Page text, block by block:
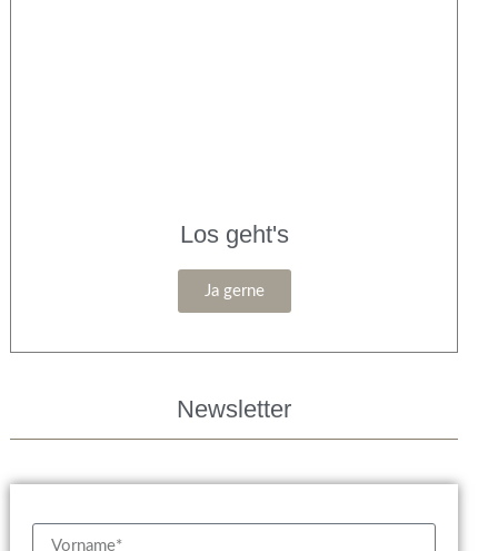
Los geht's
Ja gerne
Newsletter